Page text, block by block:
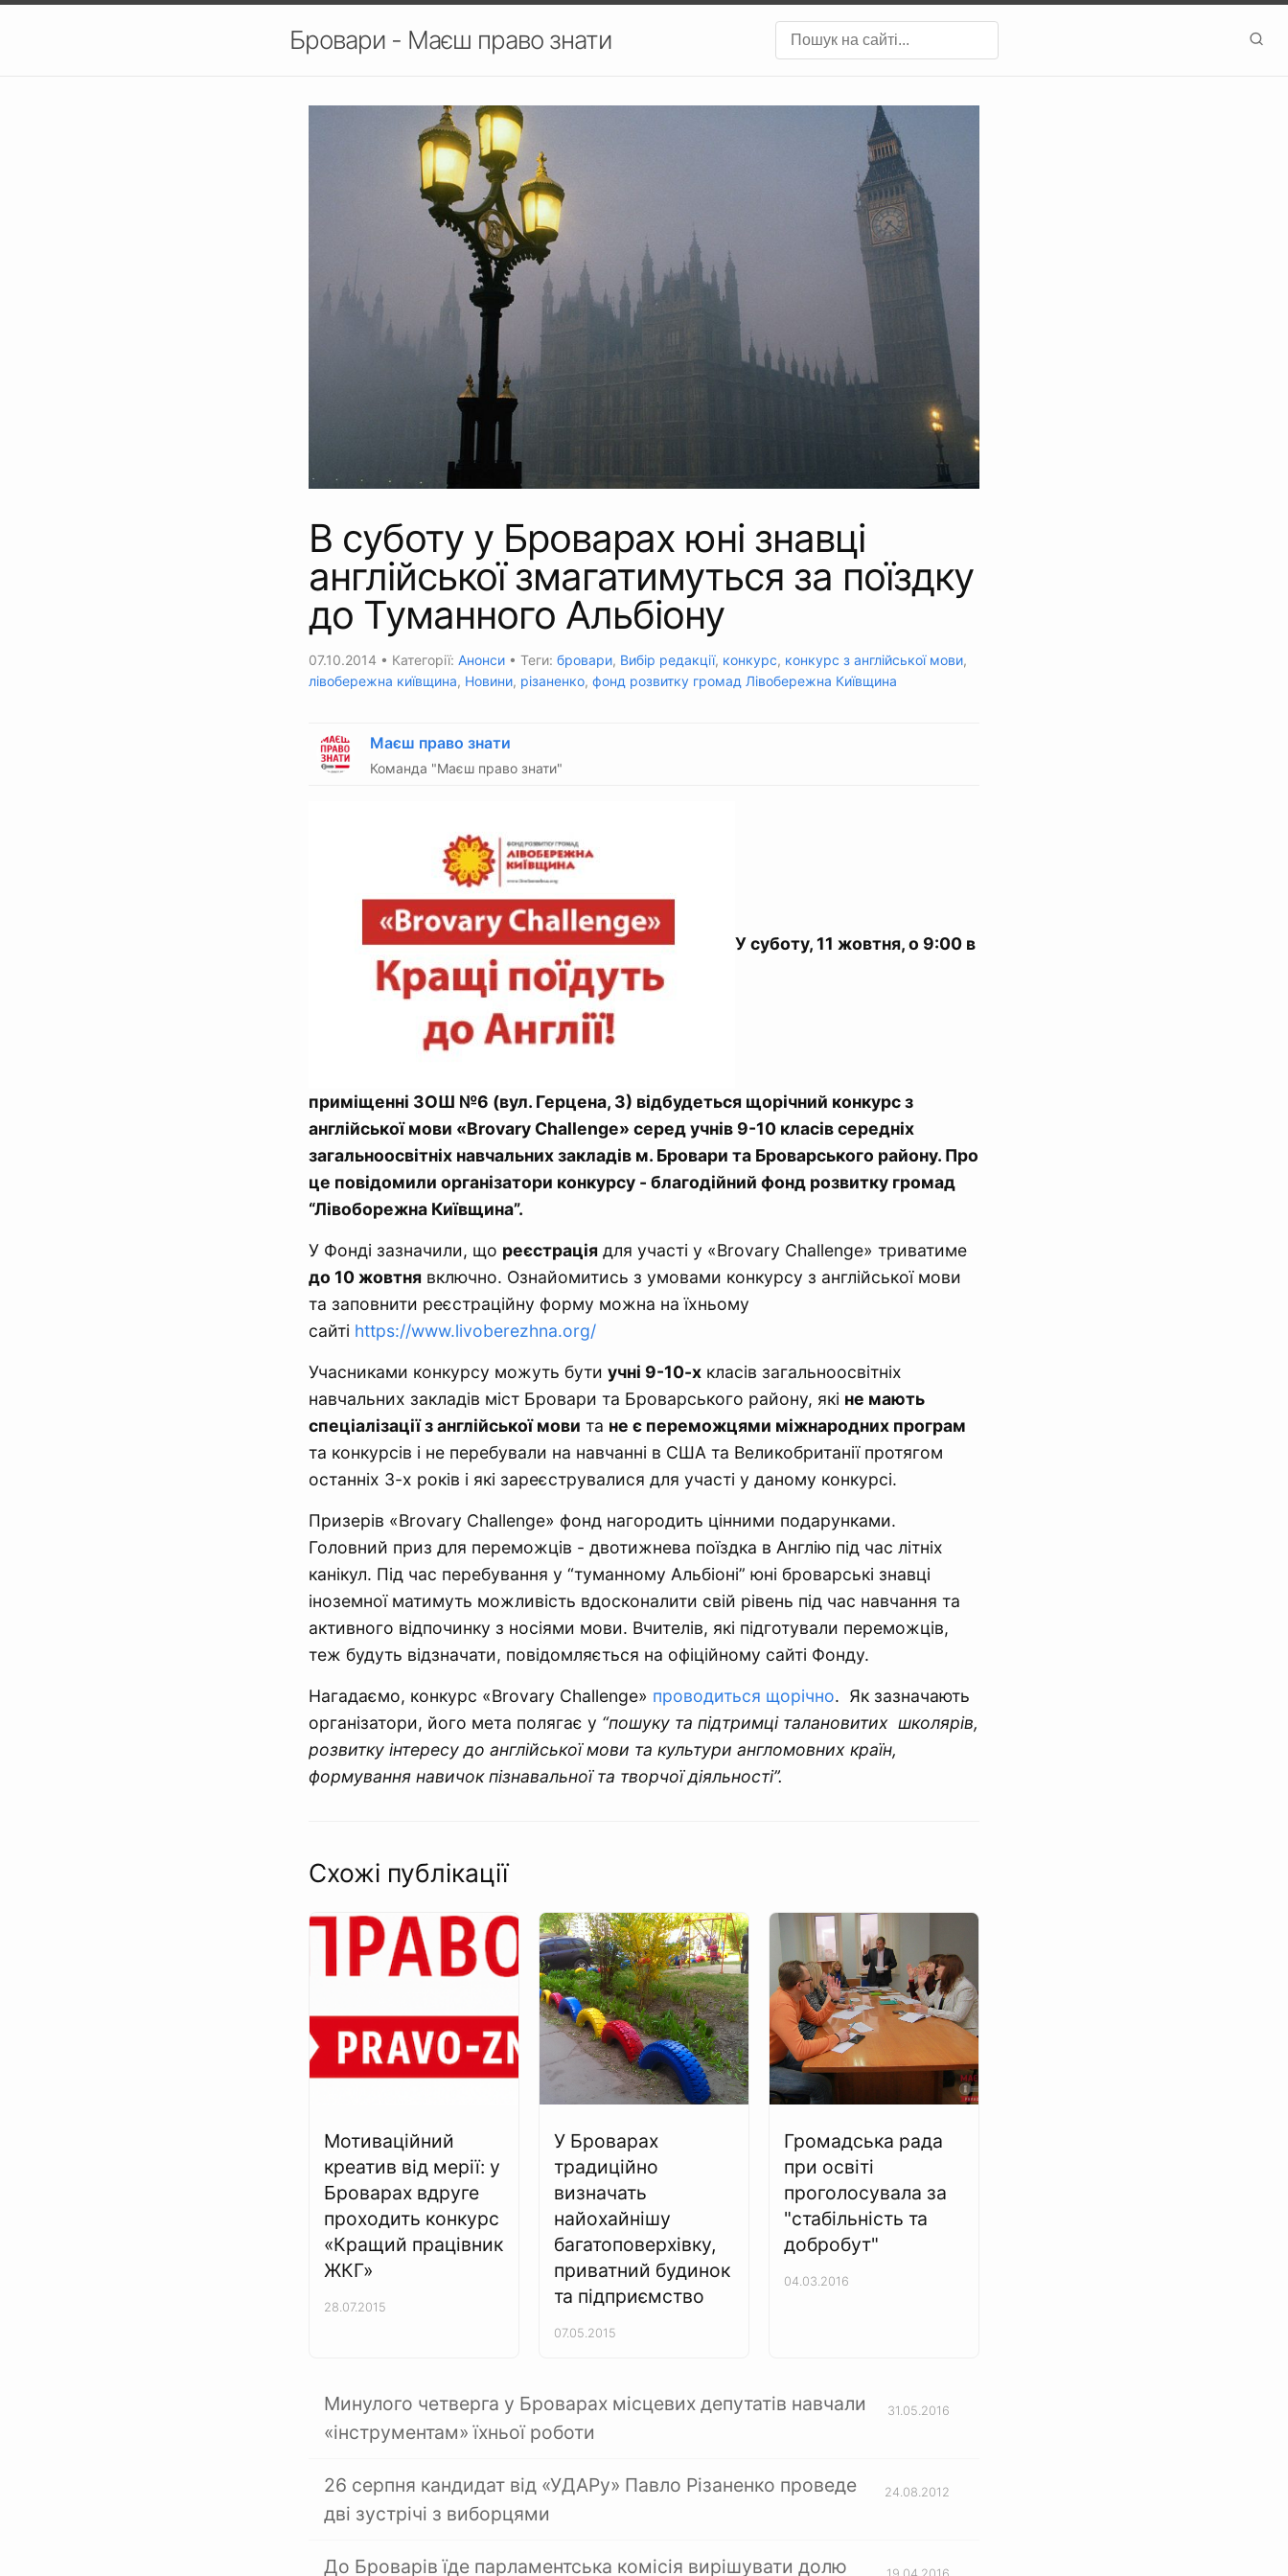
Бровари - Маєш право знати
В суботу у Броварах юні знавці
англійської змагатимуться за поїздку
до Туманного Альбіону
07.10.2014 • Категорії: Анонси • Теги: бровари, Вибір редакції, конкурс, конкурс з англійської мови,
лівобережна київщина, Новини, різаненко, фонд розвитку громад Лівобережна Київщина
Маєш право знати
Команда "Маєш право знати"
У суботу, 11 жовтня, о 9:00 в
приміщенні ЗОШ №6 (вул. Герцена, 3) відбудеться щорічний конкурс з
англійської мови «Brovary Challenge» серед учнів 9-10 класів середніх
загальноосвітніх навчальних закладів м. Бровари та Броварського району. Про
це повідомили організатори конкурсу - благодійний фонд розвитку громад
“Лівоборежна Київщина”.
У Фонді зазначили, що реєстрація для участі у «Brovary Challenge» триватиме
до 10 жовтня включно. Ознайомитись з умовами конкурсу з англійської мови
та заповнити реєстраційну форму можна на їхньому
сайті https://www.livoberezhna.org/
Учасниками конкурсу можуть бути учні 9-10-х класів загальноосвітніх
навчальних закладів міст Бровари та Броварського району, які не мають
спеціалізації з англійської мови та не є переможцями міжнародних програм
та конкурсів і не перебували на навчанні в США та Великобританії протягом
останніх 3-х років і які зареєструвалися для участі у даному конкурсі.
Призерів «Brovary Challenge» фонд нагородить цінними подарунками.
Головний приз для переможців - двотижнева поїздка в Англію під час літніх
канікул. Під час перебування у “туманному Альбіоні” юні броварські знавці
іноземної матимуть можливість вдосконалити свій рівень під час навчання та
активного відпочинку з носіями мови. Вчителів, які підготували переможців,
теж будуть відзначати, повідомляється на офіційному сайті Фонду.
Нагадаємо, конкурс «Brovary Challenge» проводиться щорічно. Як зазначають
організатори, його мета полягає у “пошуку та підтримці талановитих школярів,
розвитку інтересу до англійської мови та культури англомовних країн,
формування навичок пізнавальної та творчої діяльності”.
Схожі публікації
Мотиваційний
креатив від мерії: у
Броварах вдруге
проходить конкурс
«Кращий працівник
ЖКГ»
28.07.2015
У Броварах
традиційно
визначать
найохайнішу
багатоповерхівку,
приватний будинок
та підприємство
07.05.2015
Громадська рада
при освіті
проголосувала за
"стабільність та
добробут"
04.03.2016
Минулого четверга у Броварах місцевих депутатів навчали
«інструментам» їхньої роботи
31.05.2016
26 серпня кандидат від «УДАРу» Павло Різаненко проведе
дві зустрічі з виборцями
24.08.2012
До Броварів їде парламентська комісія вирішувати долю 19.04.2016